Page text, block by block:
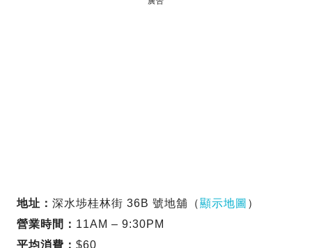
地址： 深水埗桂林街 36B 號地舖（顯示地圖 ）
營業時間： 11AM – 9:30PM
平均消費： $60